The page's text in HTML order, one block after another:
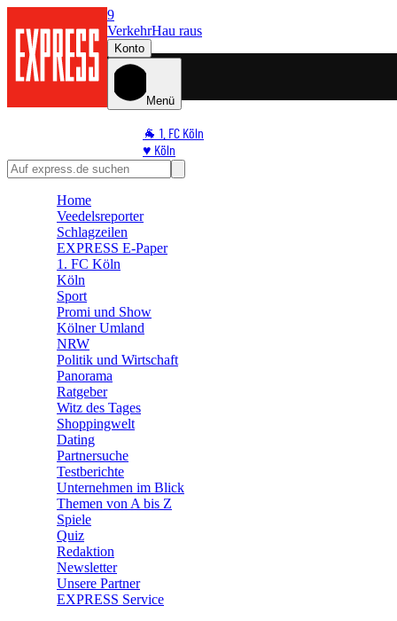
9
VerkehrHau raus
Konto
Menü
🐐 1. FC Köln
♥️ Köln
⭐ Promi
🛒 Shoppingwelt
Home
Veedelsreporter
Schlagzeilen
EXPRESS E-Paper
1. FC Köln
Köln
Sport
Promi und Show
Kölner Umland
NRW
Politik und Wirtschaft
Panorama
Ratgeber
Witz des Tages
Shoppingwelt
Dating
Partnersuche
Testberichte
Unternehmen im Blick
Themen von A bis Z
Spiele
Quiz
Redaktion
Newsletter
Unsere Partner
EXPRESS Service